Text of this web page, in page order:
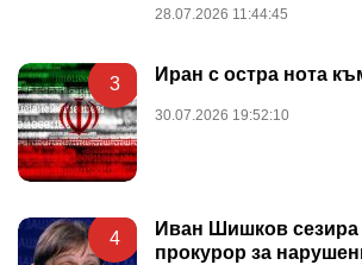
28.07.2026 11:44:45
3 Иран с остра нота
30.07.2026 19:52:10
4
Иван Шишков сезира
прокурор за